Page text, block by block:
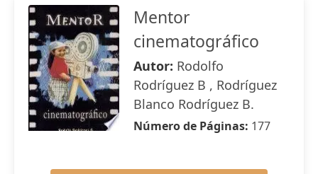
Mentor
cinematográfico
Autor: Rodolfo
Rodríguez B , Rodríguez
Blanco Rodríguez B.
Número de Páginas: 177